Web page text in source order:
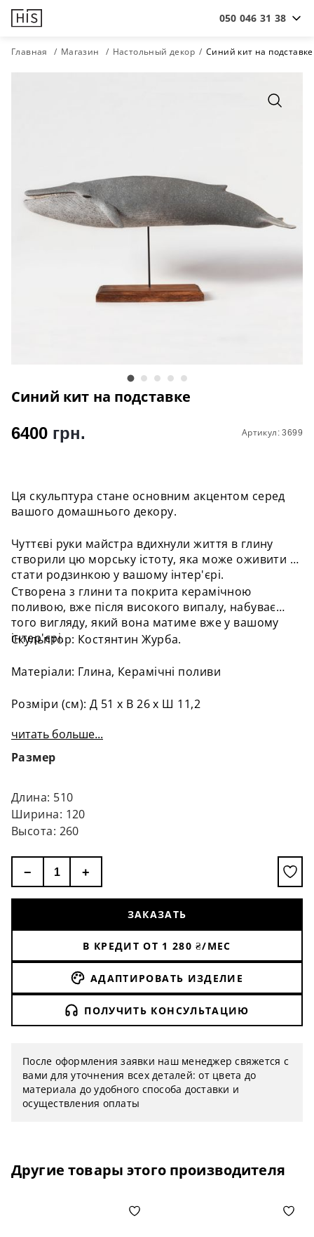
050 046 31 38
Главная Магазин Настольный декор Синий кит на подставке
Синий кит на подставке
Артикул: 3699
6400 грн.
Ця скульптура стане основним акцентом серед
вашого домашнього декору.
Чуттєві руки майстра вдихнули життя в глину
створили цю морську істоту, яка може оживити і
стати родзинкою у вашому інтер'єрі.
Створена з глини та покрита керамічною
поливою, вже після високого випалу, набуває
того вигляду, який вона матиме вже у вашому
інтер'єрі.
Скульптор: Костянтин Журба.
Матеріали: Глина, Керамічні поливи
Розміри (см): Д 51 х В 26 х Ш 11,2
читать больше...
Размер
Длина: 510
Ширина: 120
Высота: 260
− +
ЗАКАЗАТЬ
В КРЕДИТ ОТ 1 280 ₴/МЕС
АДАПТИРОВАТЬ ИЗДЕЛИЕ
ПОЛУЧИТЬ КОНСУЛЬТАЦИЮ
После оформления заявки наш менеджер свяжется с
вами для уточнения всех деталей: от цвета до
материала до удобного способа доставки и
осуществления оплаты
Другие товары этого производителя